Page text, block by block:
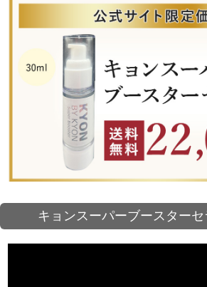
キョンスーパーブースター